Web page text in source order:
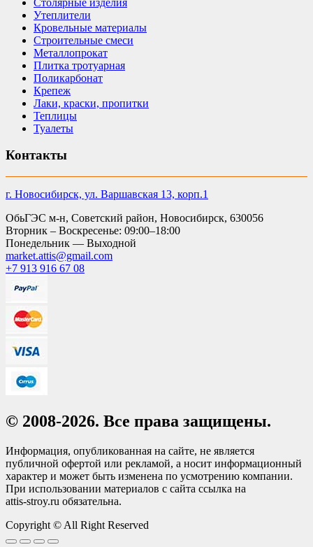
Утеплители
Кровельные материалы
Строительные смеси
Металлопрокат
Плитка тротуарная
Поликарбонат
Крепеж
Лаки, краски, пропитки
Теплицы
Туалеты
Контакты
г. Новосибирск, ул. Варшавская 13, корп.1
ОбьГЭС м-н, Советский район, Новосибирск, 630056
Вторник – Воскресенье: 09:00–18:00
Понедельник — Выходной
market.attis@gmail.com
+7 913 916 67 08
© 2008-2026. Все права защищены.
Информация, опубликованная на сайте, не является
публичной офертой или рекламой, а носит информационный
характер и может быть изменена по усмотрению компании.
При использовании материалов с сайта ссылка на
attis-stroy.ru обязательна.
Copyright © All Right Reserved